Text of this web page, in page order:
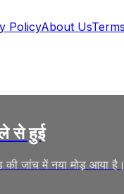
PolicyAbout Us
से हुई
जांच में नया मोड़ आया